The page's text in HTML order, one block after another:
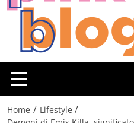
Home / Lifestyle /